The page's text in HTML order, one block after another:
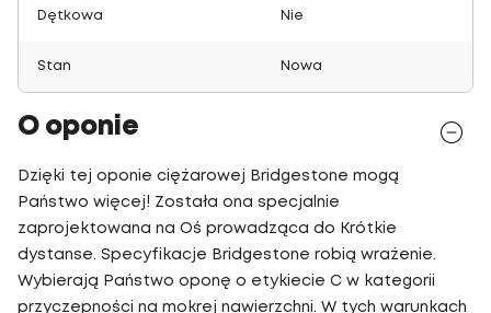
Dętkowa Nie
Stan Nowa
O oponie
Dzięki tej oponie ciężarowej Bridgestone mogą
Państwo więcej! Została ona specjalnie
zaprojektowana na Oś prowadząca do Krótkie
dystanse. Specyfikacje Bridgestone robią wrażenie.
Wybierają Państwo oponę o etykiecie C w kategorii
przyczepności na mokrej nawierzchni. W tych warunkach